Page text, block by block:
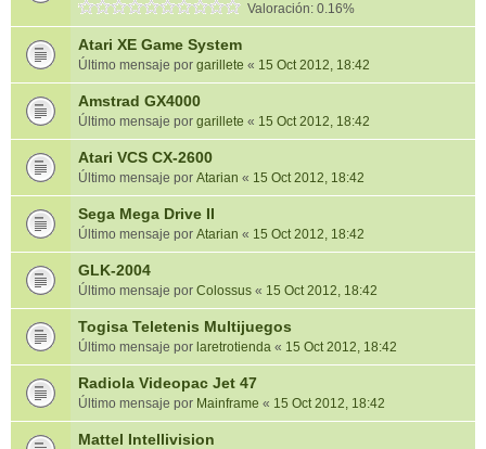
Valoración: 0.16%
Atari XE Game System
Último mensaje por garillete « 15 Oct 2012, 18:42
Amstrad GX4000
Último mensaje por garillete « 15 Oct 2012, 18:42
Atari VCS CX-2600
Último mensaje por Atarian « 15 Oct 2012, 18:42
Sega Mega Drive II
Último mensaje por Atarian « 15 Oct 2012, 18:42
GLK-2004
Último mensaje por Colossus « 15 Oct 2012, 18:42
Togisa Teletenis Multijuegos
Último mensaje por laretrotienda « 15 Oct 2012, 18:42
Radiola Videopac Jet 47
Último mensaje por Mainframe « 15 Oct 2012, 18:42
Mattel Intellivision